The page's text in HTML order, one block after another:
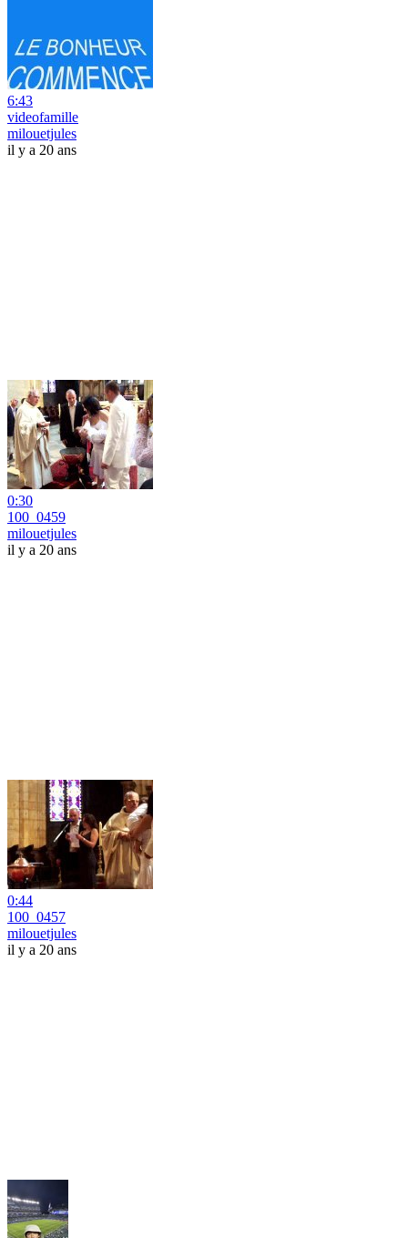
6:43
videofamille
milouetjules
il y a 20 ans
0:30
100_0459
milouetjules
il y a 20 ans
0:44
100_0457
milouetjules
il y a 20 ans